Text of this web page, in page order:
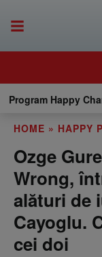
Program Happy
HOME » HAPPY
Ozge
Wrong,
alături de
Cayoglu.
cei doi